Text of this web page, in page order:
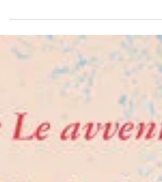
confronto, idee e tanta condivisione —